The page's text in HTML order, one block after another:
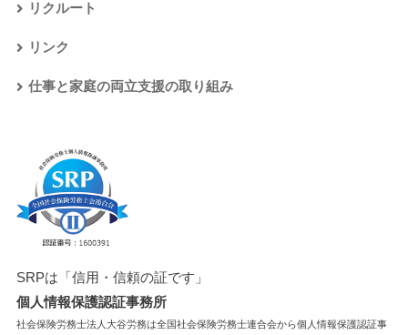
リクルート
リンク
仕事と家庭の両立支援の取り組み
SRPは「信用・信頼の証です」
個人情報保護認証事務所
社会保険労務士法人大谷労務は全国社会保険労務士連合会から個人情報保護認証事